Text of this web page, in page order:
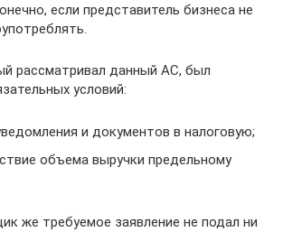
если представитель бизнеса не
рассматривал данный АС, был
условий:
и документов в налоговую;
объема выручки предельному
же требуемое заявление не подал ни